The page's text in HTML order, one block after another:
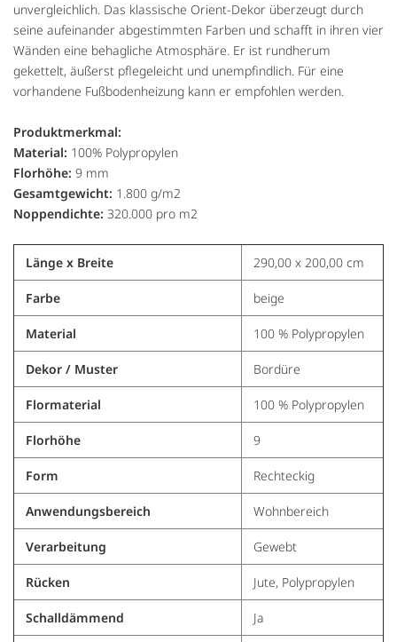
unvergleichlich. Das klassische Orient-Dekor überzeugt durch
seine aufeinander abgestimmten Farben und schafft in ihren vier
Wänden eine behagliche Atmosphäre. Er ist rundherum
gekettelt, äußerst pflegeleicht und unempfindlich. Für eine
vorhandene Fußbodenheizung kann er empfohlen werden.
Produktmerkmal:
Material: 100% Polypropylen
Florhöhe: 9 mm
Gesamtgewicht: 1.800 g/m2
Noppendichte: 320.000 pro m2
Länge x Breite 290,00 x 200,00 cm
Farbe beige
Material 100 % Polypropylen
Dekor / Muster Bordüre
Flormaterial 100 % Polypropylen
Florhöhe 9
Form Rechteckig
Anwendungsbereich Wohnbereich
Verarbeitung Gewebt
Rücken Jute, Polypropylen
Schalldämmend Ja